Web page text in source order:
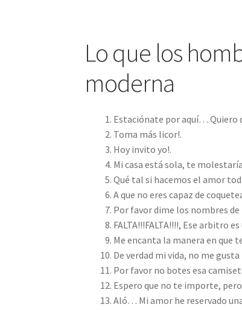
Lo que los
moderna
Estaciónate por aquí… Quiero
Toma más licor!.
Hoy invito yo!.
Mi casa está sola, te
Qué tal si hacemos el amor
A que no eres capaz de
Por favor dime los nombres
FALTA!!!FALTA!!!!, Ese arbitro
Me encanta la manera en que
De verdad mi vida, no me
Por favor no botes esa
Espero que no te importe,
Aló… Mi amor he reservado